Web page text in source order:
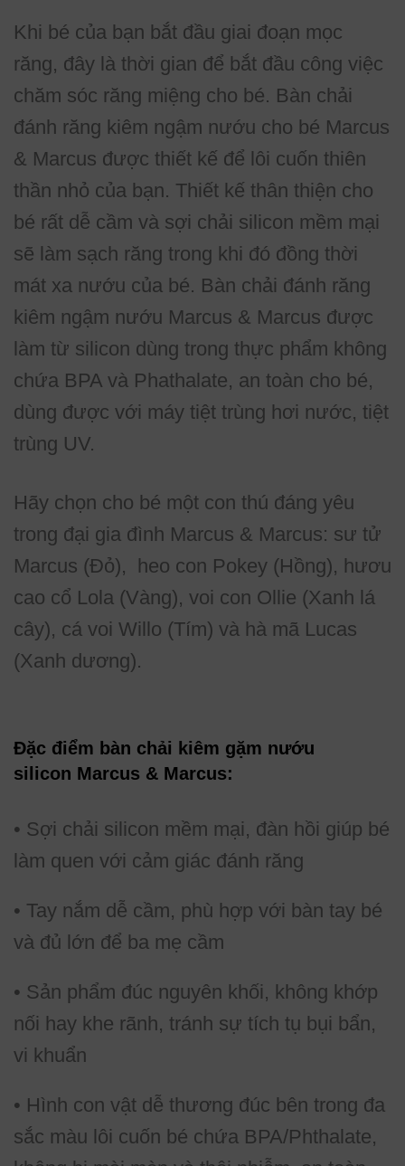
Khi bé của bạn bắt đầu giai đoạn mọc
răng, đây là thời gian để bắt đầu công việc
chăm sóc răng miệng cho bé. Bàn chải
đánh răng kiêm ngậm nướu cho bé Marcus
& Marcus được thiết kế để lôi cuốn thiên
thần nhỏ của bạn. Thiết kế thân thiện cho
bé rất dễ cầm và sợi chải silicon mềm mại
sẽ làm sạch răng trong khi đó đồng thời
mát xa nướu của bé. Bàn chải đánh răng
kiêm ngậm nướu Marcus & Marcus được
làm từ silicon dùng trong thực phẩm không
chứa BPA và Phathalate, an toàn cho bé,
dùng được với máy tiệt trùng hơi nước, tiệt
trùng UV.
Hãy chọn cho bé một con thú đáng yêu
trong đại gia đình Marcus & Marcus: sư tử
Marcus (Đỏ), heo con Pokey (Hồng), hươu
cao cổ Lola (Vàng), voi con Ollie (Xanh lá
cây), cá voi Willo (Tím) và hà mã Lucas
(Xanh dương).
Đặc điểm bàn chải kiêm gặm nướu
silicon Marcus & Marcus:
• Sợi chải silicon mềm mại, đàn hồi giúp bé
làm quen với cảm giác đánh răng
• Tay nắm dễ cầm, phù hợp với bàn tay bé
và đủ lớn để ba mẹ cầm
• Sản phẩm đúc nguyên khối, không khớp
nối hay khe rãnh, tránh sự tích tụ bụi bẩn,
vi khuẩn
• Hình con vật dễ thương đúc bên trong đa
sắc màu lôi cuốn bé chứa BPA/Phthalate,